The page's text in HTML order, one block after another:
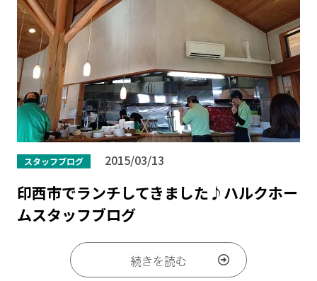
スタッフブログ 2015/03/13
印西市でランチしてきました♪ハルクホー
ムスタッフブログ
続きを読む